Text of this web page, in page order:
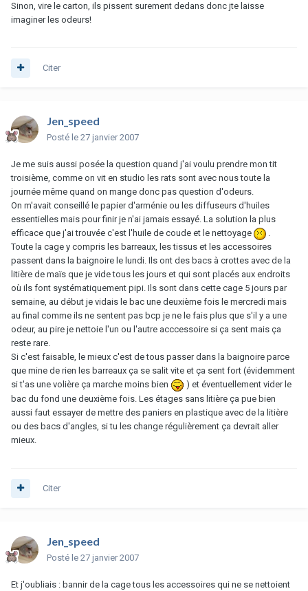
Sinon, vire le carton, ils pissent surement dedans donc jte laisse
imaginer les odeurs!
Citer
Jen_speed
Posté le 27 janvier 2007
Je me suis aussi posée la question quand j'ai voulu prendre mon tit
troisième, comme on vit en studio les rats sont avec nous toute la
journée même quand on mange donc pas question d'odeurs.
On m'avait conseillé le papier d'arménie ou les diffuseurs d'huiles
essentielles mais pour finir je n'ai jamais essayé. La solution la plus
efficace que j'ai trouvée c'est l'huile de coude et le nettoyage
.
Toute la cage y compris les barreaux, les tissus et les accessoires
passent dans la baignoire le lundi. Ils ont des bacs à crottes avec de la
litière de maïs que je vide tous les jours et qui sont placés aux endroits
où ils font systématiquement pipi. Ils sont dans cette cage 5 jours par
semaine, au début je vidais le bac une deuxième fois le mercredi mais
au final comme ils ne sentent pas bcp je ne le fais plus que s'il y a une
odeur, au pire je nettoie l'un ou l'autre acccessoire si ça sent mais ça
reste rare.
Si c'est faisable, le mieux c'est de tous passer dans la baignoire parce
que mine de rien les barreaux ça se salit vite et ça sent fort (évidemment
si t'as une volière ça marche moins bien
) et éventuellement vider le
bac du fond une deuxième fois. Les étages sans litière ça pue bien
aussi faut essayer de mettre des paniers en plastique avec de la litière
ou des bacs d'angles, si tu les change régulièrement ça devrait aller
mieux.
Citer
Jen_speed
Posté le 27 janvier 2007
Et j'oubliais : bannir de la cage tous les accessoires qui ne se nettoient